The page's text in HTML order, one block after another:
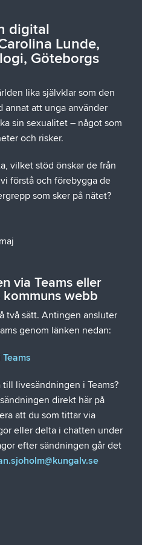
digital
Lunde,
Göteborgs
lika självklar som den
annat att unga använder
sin sexualitet – något som
och risker.
vilket stöd önskar de från
förstå och förebygga de
som sker på nätet?
via Teams eller
webb
två sätt. Antingen ansluter
genom länken nedan:
livesändningen i Teams?
direkt här på
att du som tittar via
eller delta i chatten under
efter sändningen går det